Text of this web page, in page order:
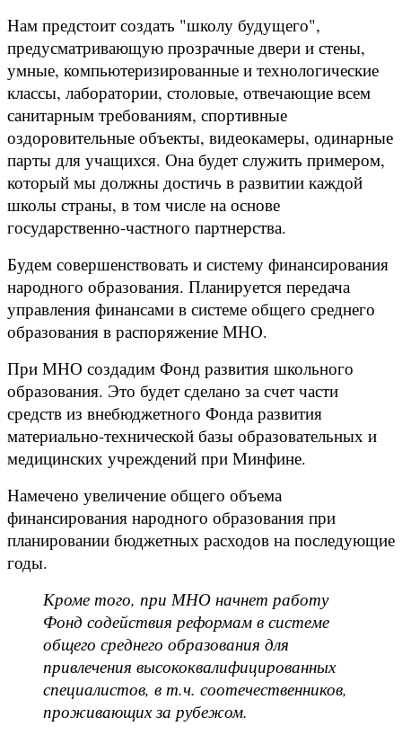
Нам предстоит создать "школу будущего",
предусматривающую прозрачные двери и стены,
умные, компьютеризированные и технологические
классы, лаборатории, столовые, отвечающие всем
санитарным требованиям, спортивные
оздоровительные объекты, видеокамеры, одинарные
парты для учащихся. Она будет служить примером,
который мы должны достичь в развитии каждой
школы страны, в том числе на основе
государственно-частного партнерства.
Будем совершенствовать и систему финансирования
народного образования. Планируется передача
управления финансами в системе общего среднего
образования в распоряжение МНО.
При МНО создадим Фонд развития школьного
образования. Это будет сделано за счет части
средств из внебюджетного Фонда развития
материально-технической базы образовательных и
медицинских учреждений при Минфине.
Намечено увеличение общего объема
финансирования народного образования при
планировании бюджетных расходов на последующие
годы.
Кроме того, при МНО начнет работу
Фонд содействия реформам в системе
общего среднего образования для
привлечения высококвалифицированных
специалистов, в т.ч. соотечественников,
проживающих за рубежом.